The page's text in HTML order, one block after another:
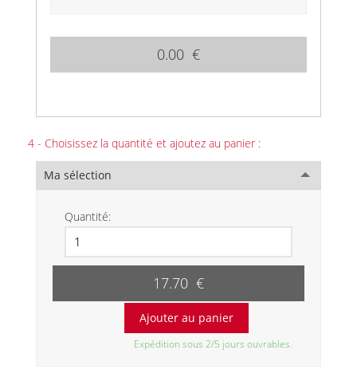
0.00 €
4 - Choisissez la quantité et ajoutez au panier :
Ma sélection
Quantité:
17.70 €
Expédition sous 2/5 jours ouvrables.